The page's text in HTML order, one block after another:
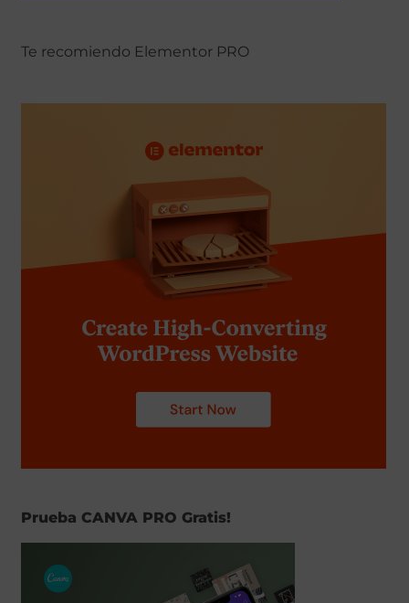
Te recomiendo Elementor PRO
Prueba CANVA PRO Gratis!